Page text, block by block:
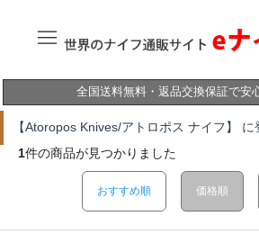
全国送料無料・返品交換保証で安
【Atoropos Knives/アトロポス ナイフ】
1件の商品が見つかりました
おすすめ順 価格順